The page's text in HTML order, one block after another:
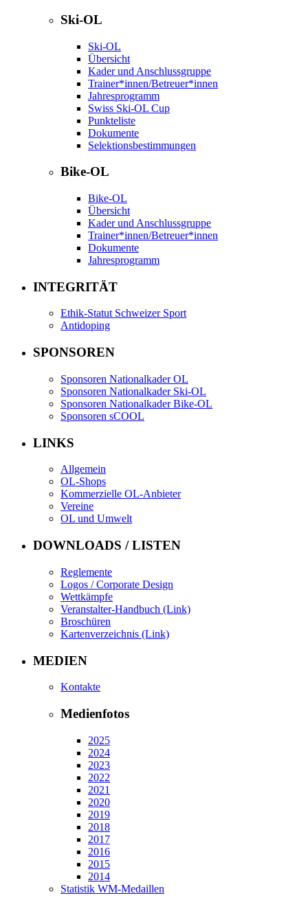
Ski-OL
Ski-OL
Übersicht
Kader und Anschlussgruppe
Trainer*innen/Betreuer*innen
Jahresprogramm
Swiss Ski-OL Cup
Punkteliste
Dokumente
Selektionsbestimmungen
Bike-OL
Bike-OL
Übersicht
Kader und Anschlussgruppe
Trainer*innen/Betreuer*innen
Dokumente
Jahresprogramm
INTEGRITÄT
Ethik-Statut Schweizer Sport
Antidoping
SPONSOREN
Sponsoren Nationalkader OL
Sponsoren Nationalkader Ski-OL
Sponsoren Nationalkader Bike-OL
Sponsoren sCOOL
LINKS
Allgemein
OL-Shops
Kommerzielle OL-Anbieter
Vereine
OL und Umwelt
DOWNLOADS / LISTEN
Reglemente
Logos / Corporate Design
Wettkämpfe
Veranstalter-Handbuch (Link)
Broschüren
Kartenverzeichnis (Link)
MEDIEN
Kontakte
Medienfotos
2025
2024
2023
2022
2021
2020
2019
2018
2017
2016
2015
2014
Statistik WM-Medaillen